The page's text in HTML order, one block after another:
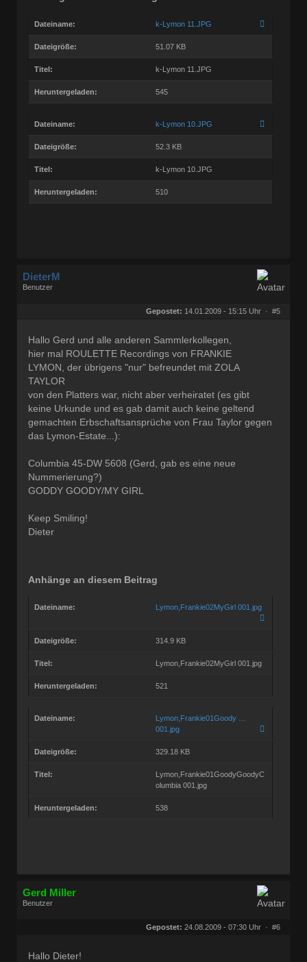
Dateiname: k-Lymon 11.JPG
Dateigröße: 51.07 KB
Titel: k-Lymon 11.JPG
Heruntergeladen: 545
Dateiname: k-Lymon 10.JPG
Dateigröße: 52.3 KB
Titel: k-Lymon 10.JPG
Heruntergeladen: 510
DieterM
Benutzer
Gepostet: 14.01.2009 - 15:15 Uhr · #5
Hallo Gerd und alle anderen Sammlerkollegen,
hier mal ROULETTE Recordings von FRANKIE
LYMON, der übrigens "nur" befreundet mit ZOLA
TAYLOR
von den Platters war, nicht aber verheiratet (es gibt
keine Urkunde und es gab damit auch keine geltend
gemachten Erbschaftsansprüche von Frau Taylor gegen
das Lymon-Estate...):
Columbia 45-DW 5608 (Gerd, gab es eine neue
Nummerierung?)
GODDY GOODY/MY GIRL
Keep Smiling!
Dieter
Anhänge an diesem Beitrag
Dateiname: Lymon,Frankie02MyGirl 001.jpg
Dateigröße: 314.9 KB
Titel: Lymon,Frankie02MyGirl 001.jpg
Heruntergeladen: 521
Dateiname:
Lymon,Frankie01Goody …
001.jpg
Dateigröße: 329.18 KB
Titel:
Lymon,Frankie01GoodyGoodyC
olumbia 001.jpg
Heruntergeladen: 538
Gerd Miller
Benutzer
Gepostet: 24.08.2009 - 07:30 Uhr · #6
Hallo Dieter!